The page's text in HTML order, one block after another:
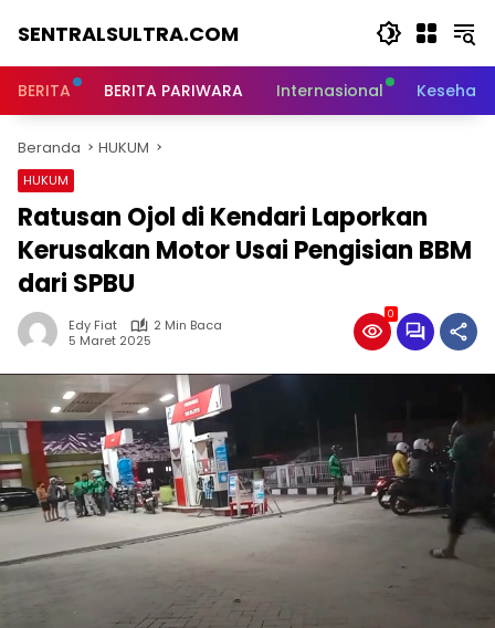
SENTRALSULTRA.COM
BERITA BERITA PARIWARA Internasional
Beranda HUKUM
HUKUM
Ratusan Ojol di Kendari Laporkan
Kerusakan Motor Usai Pengisian BBM
dari SPBU
Edy Fiat
2 Min Baca
5 Maret 2025
0